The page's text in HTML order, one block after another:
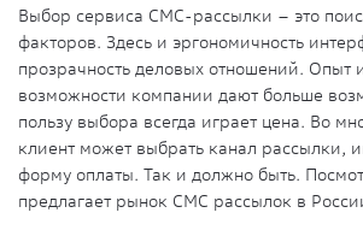
Выбор сервиса СМС-рассылки – это
факторов. Здесь и эргономичность
прозрачность деловых отношений. Опыт
возможности компании дают больше
пользу выбора всегда играет цена. Во
клиент может выбрать канал рассылки,
форму оплаты. Так и должно быть.
предлагает рынок СМС рассылок в